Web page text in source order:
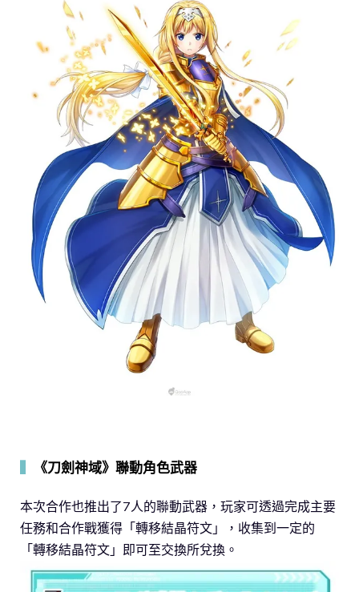
《刀劍神域》聯動角色武器
本次合作也推出了7人的聯動武器，玩家可透過完成主要
任務和合作戰獲得「轉移結晶符文」，收集到一定的
「轉移結晶符文」即可至交換所兌換。